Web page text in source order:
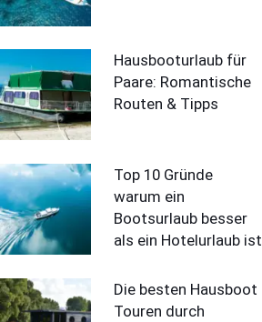
Hausbooturlaub für
Paare: Romantische
Routen & Tipps
Top 10 Gründe
warum ein
Bootsurlaub besser
als ein Hotelurlaub ist
Die besten Hausboot
Touren durch